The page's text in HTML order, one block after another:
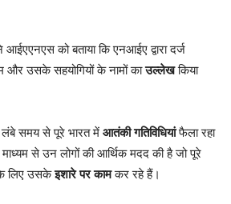
को बताया कि एनआईए द्वारा दर्ज
और उसके सहयोगियों के नामों काउल्लेखकिया
लंबे समय से पूरे भारत में आतंकी गतिविधियांफैला रहा
से उन लोगों की आर्थिक मदद की है जो पूरे
के लिए उसकेइशारे पर कामकर रहे हैं।